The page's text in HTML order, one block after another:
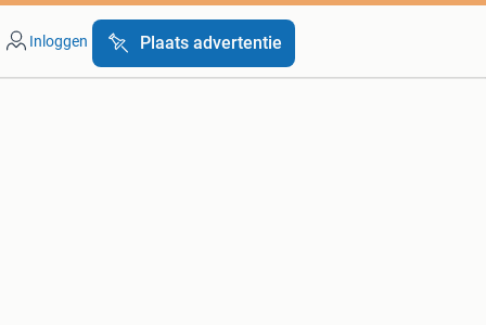
Inloggen Plaats advertentie